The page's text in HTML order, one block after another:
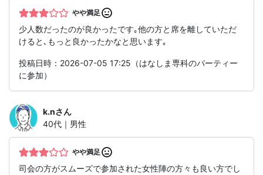
やや満足
少人数だったのが良かったです｡他の方と席を離していただ
けると､もっと良かったかなと思います｡
投稿日時：2026-07-05 17:25（はなしま専科のパーティー
に参加）
k.nさん
40代｜男性
やや満足
司会の方がスムーズで参加された女性陣の方々も良い方でし